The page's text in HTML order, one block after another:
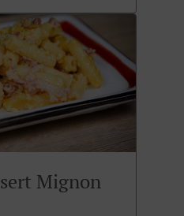
Mignon